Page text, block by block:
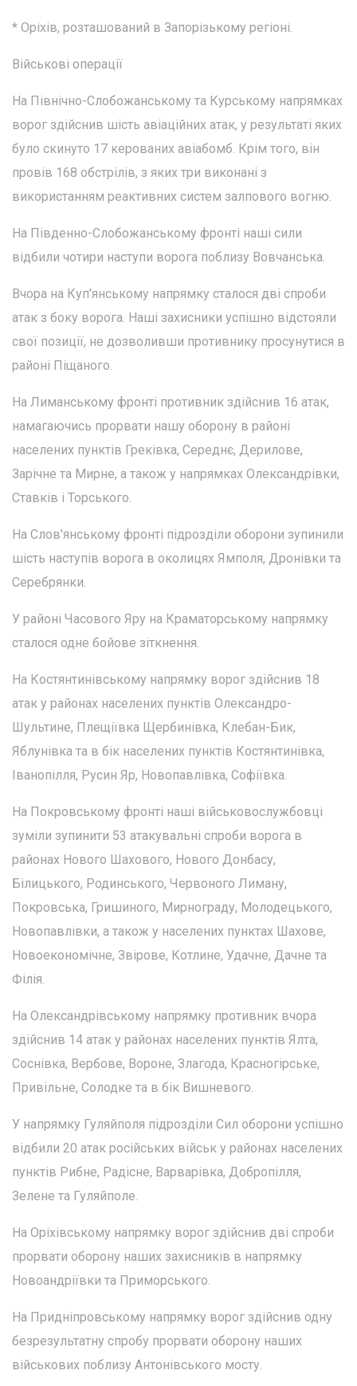
* Оріхів, розташований в Запорізькому регіоні.
Військові операції
На Північно-Слобожанському та Курському напрямках
ворог здійснив шість авіаційних атак, у результаті яких
було скинуто 17 керованих авіабомб. Крім того, він
провів 168 обстрілів, з яких три виконані з
використанням реактивних систем залпового вогню.
На Південно-Слобожанському фронті наші сили
відбили чотири наступи ворога поблизу Вовчанська.
Вчора на Куп'янському напрямку сталося дві спроби
атак з боку ворога. Наші захисники успішно відстояли
свої позиції, не дозволивши противнику просунутися в
районі Піщаного.
На Лиманському фронті противник здійснив 16 атак,
намагаючись прорвати нашу оборону в районі
населених пунктів Греківка, Середнє, Дерилове,
Зарічне та Мирне, а також у напрямках Олександрівки,
Ставків і Торського.
На Слов'янському фронті підрозділи оборони зупинили
шість наступів ворога в околицях Ямполя, Дронівки та
Серебрянки.
У районі Часового Яру на Краматорському напрямку
сталося одне бойове зіткнення.
На Костянтинівському напрямку ворог здійснив 18
атак у районах населених пунктів Олександро-
Шультине, Плещіївка Щербинівка, Клебан-Бик,
Яблунівка та в бік населених пунктів Костянтинівка,
Іванопілля, Русин Яр, Новопавлівка, Софіївка.
На Покровському фронті наші військовослужбовці
зуміли зупинити 53 атакувальні спроби ворога в
районах Нового Шахового, Нового Донбасу,
Білицького, Родинського, Червоного Лиману,
Покровська, Гришиного, Мирнограду, Молодецького,
Новопавлівки, а також у населених пунктах Шахове,
Новоекономічне, Звірове, Котлине, Удачне, Дачне та
Філія.
На Олександрівському напрямку противник вчора
здійснив 14 атак у районах населених пунктів Ялта,
Соснівка, Вербове, Вороне, Злагода, Красногірське,
Привільне, Солодке та в бік Вишневого.
У напрямку Гуляйполя підрозділи Сил оборони успішно
відбили 20 атак російських військ у районах населених
пунктів Рибне, Радісне, Варварівка, Добропілля,
Зелене та Гуляйполе.
На Оріхівському напрямку ворог здійснив дві спроби
прорвати оборону наших захисників в напрямку
Новоандріївки та Приморського.
На Придніпровському напрямку ворог здійснив одну
безрезультатну спробу прорвати оборону наших
військових поблизу Антонівського мосту.